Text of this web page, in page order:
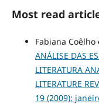
Most read
Fabiana
ANÁLISE DAS
LITERATURA
LITERATURE
19 (2009):